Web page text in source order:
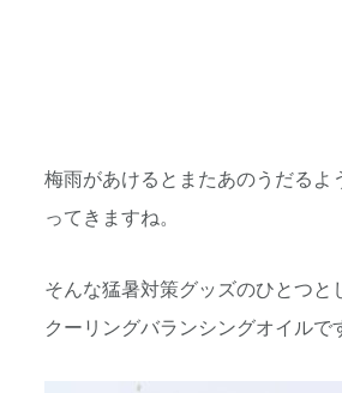
梅雨があけるとまたあのうだるよ
ってきますね。
そんな猛暑対策グッズのひとつと
クーリングバランシングオイルで